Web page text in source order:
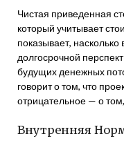
Чистая приведенная
который учитывает
показывает,
долгосрочной
будущих денежных
говорит о том, что
отрицательное — о
Внутренняя